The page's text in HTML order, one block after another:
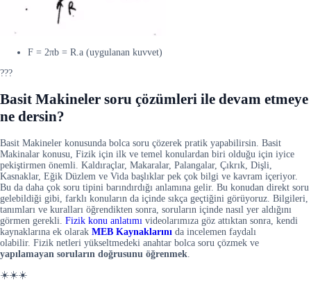
F = 2πb = R.a (uygulanan kuvvet)
???
Basit Makineler soru çözümleri ile devam etmeye
ne dersin?
Basit Makineler konusunda bolca soru çözerek pratik yapabilirsin. Basit
Makinalar konusu, Fizik için ilk ve temel konulardan biri olduğu için iyice
pekiştirmen önemli. Kaldıraçlar, Makaralar, Palangalar, Çıkrık, Dişli,
Kasnaklar, Eğik Düzlem ve Vida başlıklar pek çok bilgi ve kavram içeriyor.
Bu da daha çok soru tipini barındırdığı anlamına gelir. Bu konudan direkt soru
gelebildiği gibi, farklı konuların da içinde sıkça geçtiğini görüyoruz. Bilgileri,
tanımları ve kuralları öğrendikten sonra, soruların içinde nasıl yer aldığını
görmen gerekli. Fizik konu anlatımı videolarımıza göz attıktan sonra, kendi
kaynaklarına ek olarak MEB Kaynaklarını da incelemen faydalı
olabilir. Fizik netleri yükseltmedeki anahtar bolca soru çözmek ve
yapılamayan soruların doğrusunu öğrenmek
☀️☀️☀️